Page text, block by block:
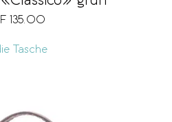
135.00
Tasche